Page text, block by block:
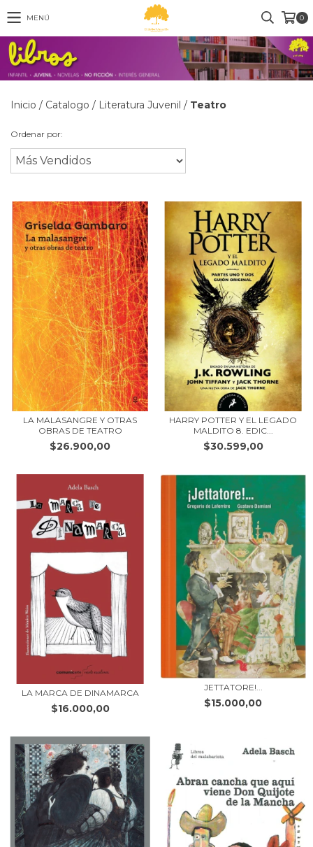
MENÚ 0
Inicio / Catalogo / Literatura Juvenil / Teatro
Ordenar por:
LA MALASANGRE Y OTRAS
OBRAS DE TEATRO
$26.900,00
HARRY POTTER Y EL LEGADO
MALDITO 8. EDIC...
$30.599,00
LA MARCA DE DINAMARCA
$16.000,00
JETTATORE!...
$15.000,00